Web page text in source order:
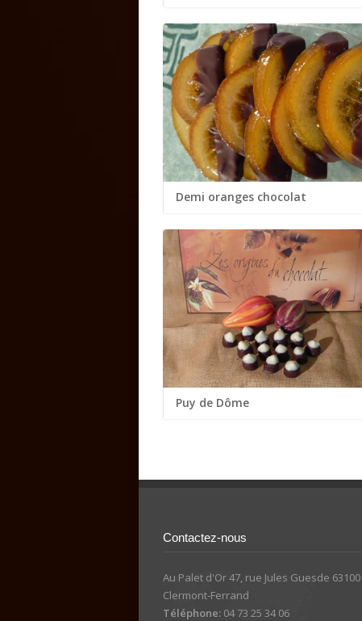
Demi oranges chocolat
Puy de Dôme
Contactez-nous
Au Palet d'Or 47, rue Jules Guesde 63100
Clermont-Ferrand
Téléphone: 04 73 25 34 06